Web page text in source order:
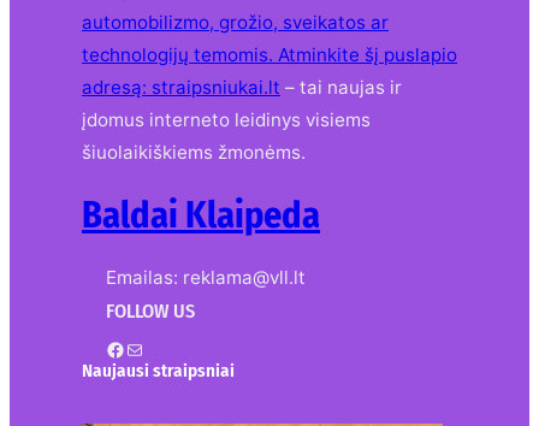
automobilizmo, grožio, sveikatos ar
technologijų temomis. Atminkite šį puslapio
adresą: straipsniukai.lt – tai naujas ir
įdomus interneto leidinys visiems
šiuolaikiškiems žmonėms.
Baldai Klaipeda
Emailas: reklama@vll.lt
FOLLOW US
Facebook Mail
Naujausi straipsniai